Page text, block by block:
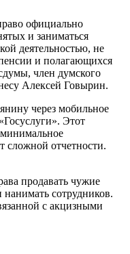
официально
и заниматься
деятельностью, не
и полагающихся
член думского
Алексей Говырин.
через мобильное
Этот
сложной отчетности.
продавать чужие
сотрудников.
с акцизными